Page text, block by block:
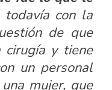
con la
de que
cirugía y tiene
un personal
mujer, que